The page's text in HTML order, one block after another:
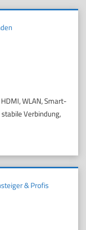
WLAN, Smart-
Verbindung,
& Profis